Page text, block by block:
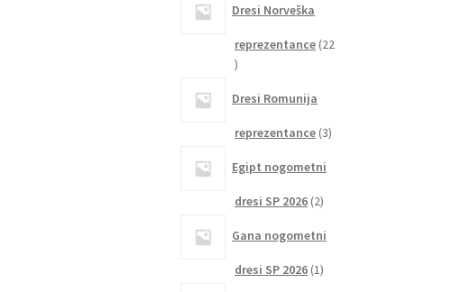
Dresi Norveška
reprezentance 22
22
Dresi Romunija
reprezentance 33
Egipt nogometni
dresi SP 2026 22
Gana nogometni
dresi SP 2026 11